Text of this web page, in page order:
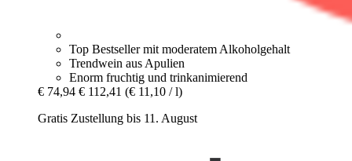
Top Bestseller mit moderatem Alkoholgehalt
Trendwein aus Apulien
Enorm fruchtig und trinkanimierend
€ 74,94 € 112,41 (€ 11,10 / l)
Gratis Zustellung bis 11. August